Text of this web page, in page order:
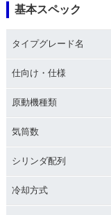
基本スペック
タイプグレード名
仕向け・仕様
原動機種類
気筒数
シリンダ配列
冷却方式